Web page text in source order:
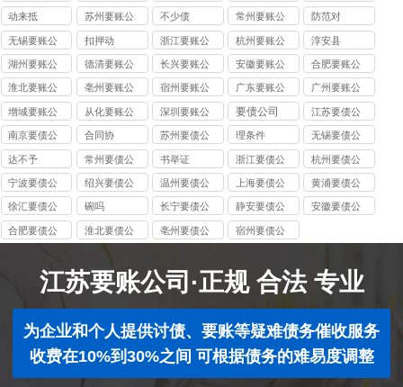
司
司
司
司
动来抵
苏州要账公
司
不少债
常州要账公
司
防范对
无锡要账公
司
扣押动
浙江要账公
司
杭州要账公
司
淳安县
湖州要账公
司
德清要账公
司
长兴要账公
司
安徽要账公
司
合肥要账公
司
淮北要账公
司
亳州要账公
司
宿州要账公
司
广东要账公
司
广州要账公
司
增城要账公
司
从化要账公
司
深圳要账公
司
要债公司
江苏要债公
司
南京要债公
司
合同协
苏州要债公
司
理条件
无锡要债公
司
达不予
常州要债公
司
书举证
浙江要债公
司
杭州要债公
司
宁波要债公
司
绍兴要债公
司
温州要债公
司
上海要债公
司
黄浦要债公
司
徐汇要债公
司
碗吗
长宁要债公
司
静安要债公
司
安徽要债公
合肥要债公
淮北要债公
亳州要债公
宿州要债公
江苏要账公司·正规 合法 专业
为企业和个人提供讨债、要账等疑难债务催收服务
收费在10%到30%之间 可根据债务的难易度调整